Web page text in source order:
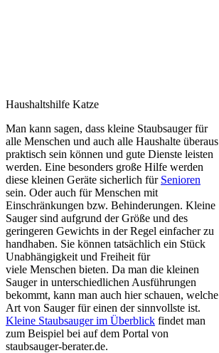
Haushaltshilfe Katze
Man kann sagen, dass kleine Staubsauger für
alle Menschen und auch alle Haushalte überaus
praktisch sein können und gute Dienste leisten
werden. Eine besonders große Hilfe werden
diese kleinen Geräte sicherlich für Senioren
sein. Oder auch für Menschen mit
Einschränkungen bzw. Behinderungen. Kleine
Sauger sind aufgrund der Größe und des
geringeren Gewichts in der Regel einfacher zu
handhaben. Sie können tatsächlich ein Stück
Unabhängigkeit und Freiheit für
viele Menschen bieten. Da man die kleinen
Sauger in unterschiedlichen Ausführungen
bekommt, kann man auch hier schauen, welche
Art von Sauger für einen der sinnvollste ist.
Kleine Staubsauger im Überblick findet man
zum Beispiel bei auf dem Portal von
staubsauger-berater.de.